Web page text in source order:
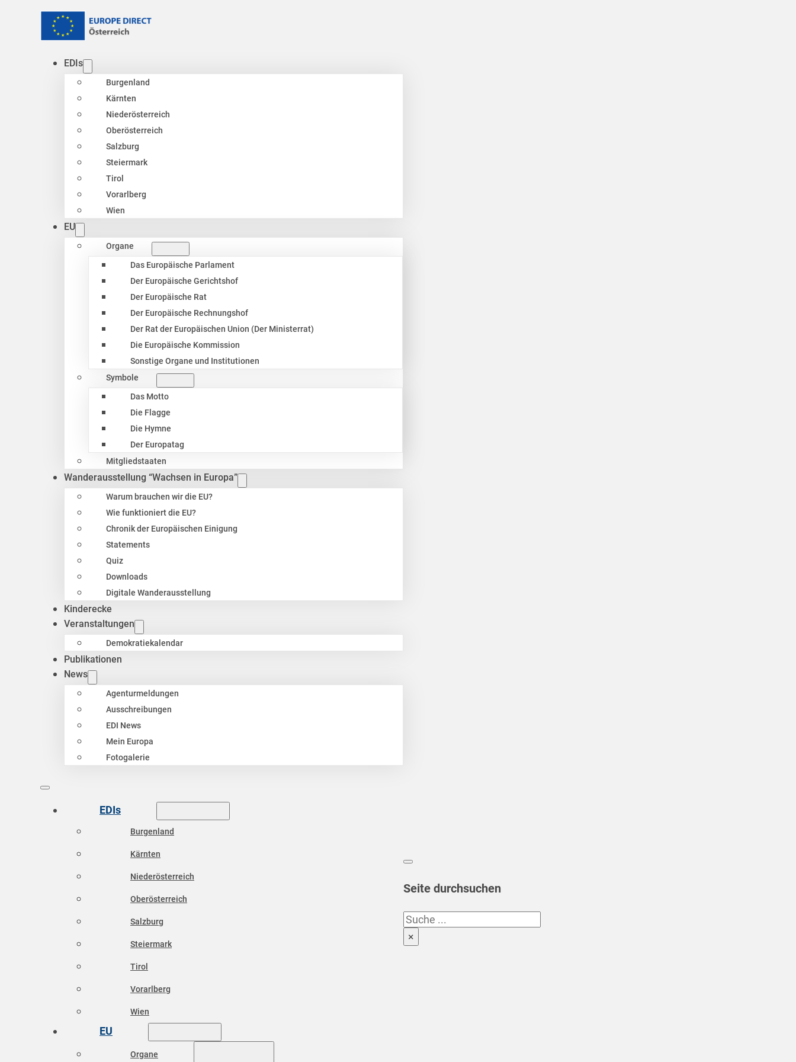
EDIs
Burgenland
Kärnten
Niederösterreich
Oberösterreich
Salzburg
Steiermark
Tirol
Vorarlberg
Wien
EU
Organe
Das Europäische Parlament
Der Europäische Gerichtshof
Der Europäische Rat
Der Europäische Rechnungshof
Der Rat der Europäischen Union (Der Ministerrat)
Die Europäische Kommission
Sonstige Organe und Institutionen
Symbole
Das Motto
Die Flagge
Die Hymne
Der Europatag
Mitgliedstaaten
Wanderausstellung “Wachsen in Europa”
Warum brauchen wir die EU?
Wie funktioniert die EU?
Chronik der Europäischen Einigung
Statements
Quiz
Downloads
Digitale Wanderausstellung
Kinderecke
Veranstaltungen
Demokratiekalendar
Publikationen
News
Agenturmeldungen
Ausschreibungen
EDI News
Mein Europa
Fotogalerie
EDIs
Burgenland
Kärnten
Niederösterreich
Oberösterreich
Salzburg
Steiermark
Tirol
Vorarlberg
Wien
EU
Organe
Seite durchsuchen
Suchen
×